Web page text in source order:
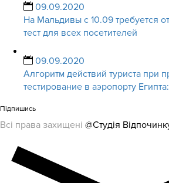
09.09.2020
На Мальдивы с 10.09 требуется
тест для всех посетителей
09.09.2020
Алгоритм действий туриста при
тестирование в аэропорту Египта:
Підпишись
Всі права захищені @Студія